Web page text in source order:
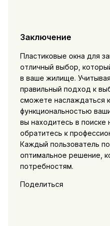
Заключение
Пластиковые окна для
отличный выбор,
в ваше жилище.
правильный подход к
сможете наслаждаться
функциональностью
вы находитесь в поиске
обратитесь к
Каждый пользователь
оптимальное решение,
потребностям.
Поделиться